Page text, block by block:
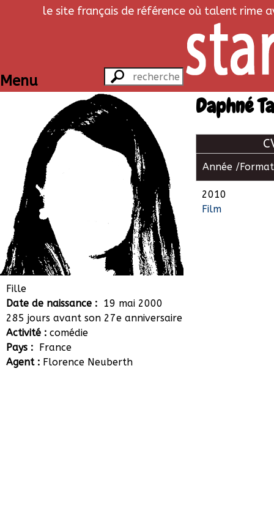
le site français de référence où talent rime
Menu
Daphné Tarka
Fille
Date de naissance : 19 mai 2000
285 jours avant son 27e anniversaire
Activité : comédie
Pays : France
Agent : Florence Neuberth
Daphné
Année / Format
2010
Film